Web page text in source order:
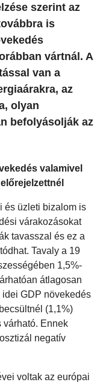
szerint az
is
vártnál. A
van a
az
olyan
befolyásolják az
valamivel
és üzleti bizalom is
várakozásokat
tavasszal és ez a
Tavaly a 19
1,5%-
átlagosan
GDP növekedés
(1,1%)
várható. Ennek
negatív
voltak az európai